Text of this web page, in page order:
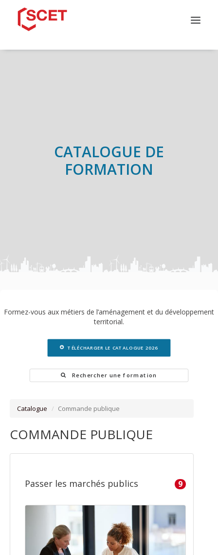
CATALOGUE DE
FORMATION
Formez-vous aux métiers de l’aménagement et du développement
territorial.
TÉLÉCHARGER LE CATALOGUE 2026
Rechercher une formation
Catalogue Commande publique
COMMANDE PUBLIQUE
Passer les marchés publics 9